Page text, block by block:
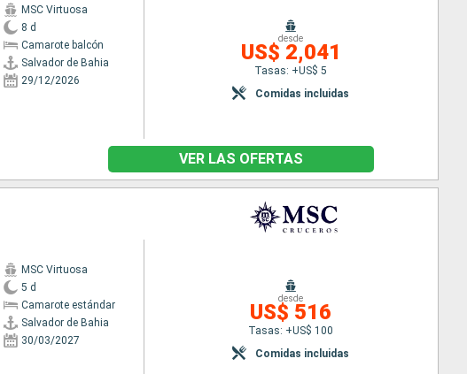
MSC Virtuosa
8 d
Camarote balcón
Salvador de Bahia
29/12/2026
desde
US$ 2,041
Tasas: +US$ 5
Comidas incluidas
VER LAS OFERTAS
MSC Virtuosa
5 d
Camarote estándar
Salvador de Bahia
30/03/2027
desde
US$ 516
Tasas: +US$ 100
Comidas incluidas